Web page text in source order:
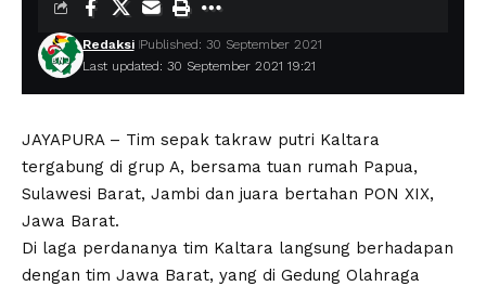
Last updated: 30 September 2021 19:21
Redaksi Published: 30 September 2021
JAYAPURA – Tim sepak takraw putri Kaltara
tergabung di grup A, bersama tuan rumah Papua,
Sulawesi Barat, Jambi dan juara bertahan PON XIX,
Jawa Barat.
Di laga perdananya tim Kaltara langsung berhadapan
dengan tim Jawa Barat, yang di Gedung Olahraga